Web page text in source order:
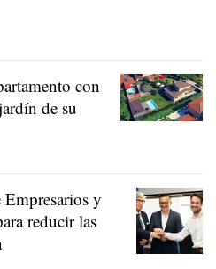
con
de su
y
reducir las